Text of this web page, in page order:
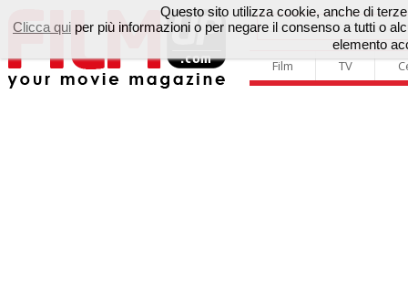
Film TV
Questo sito utilizza cookie, anche di
Clicca qui per più informazioni o per negare il consenso a tutti o
elemento